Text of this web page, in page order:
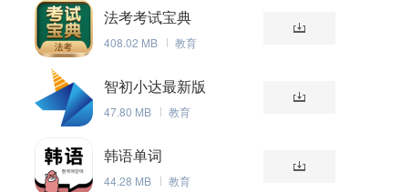
法考考试宝典
408.02 MB 教育
智初小达最新版
47.80 MB 教育
韩语单词
44.28 MB 教育